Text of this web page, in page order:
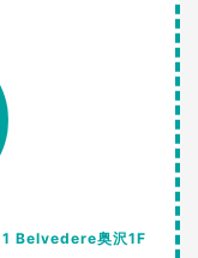
Belvedere奥沢1F